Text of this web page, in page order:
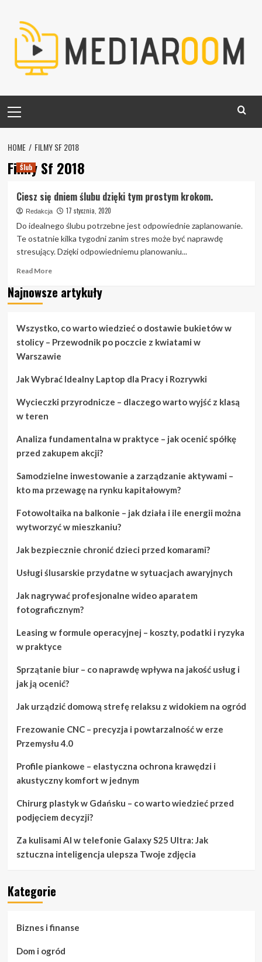
content
Menu
HOME FILMY SF 2018
Filmy Sf 2018
Ślub
Ciesz się dniem ślubu dzięki tym prostym krokom.
Redakcja 17 stycznia, 2020
Do idealnego ślubu potrzebne jest odpowiednie zaplanowanie.
Te ostatnie kilka tygodni zanim stres może być naprawdę
stresujący. Dzięki odpowiedniemu planowaniu...
Read MoreRead
about
ślubu
dzięki
tym
krokom.
Najnowsze artykuły
Wszystko, co warto wiedzieć o dostawie bukietów w
stolicy – Przewodnik po poczcie z kwiatami w
Warszawie
Jak Wybrać Idealny Laptop dla Pracy i Rozrywki
Wycieczki przyrodnicze – dlaczego warto wyjść z klasą
w teren
Analiza fundamentalna w praktyce – jak ocenić spółkę
przed zakupem akcji?
Samodzielne inwestowanie a zarządzanie aktywami –
kto ma przewagę na rynku kapitałowym?
Fotowoltaika na balkonie – jak działa i ile energii można
wytworzyć w mieszkaniu?
Jak bezpiecznie chronić dzieci przed komarami?
Usługi ślusarskie przydatne w sytuacjach awaryjnych
Jak nagrywać profesjonalne wideo aparatem
fotograficznym?
Leasing w formule operacyjnej – koszty, podatki i ryzyka
w praktyce
Sprzątanie biur – co naprawdę wpływa na jakość usług i
jak ją ocenić?
Jak urządzić domową strefę relaksu z widokiem na ogród
Frezowanie CNC – precyzja i powtarzalność w erze
Przemysłu 4.0
Profile piankowe – elastyczna ochrona krawędzi i
akustyczny komfort w jednym
Chirurg plastyk w Gdańsku – co warto wiedzieć przed
podjęciem decyzji?
Za kulisami AI w telefonie Galaxy S25 Ultra: Jak
sztuczna inteligencja ulepsza Twoje zdjęcia
Kategorie
Biznes i finanse
Dom i ogród